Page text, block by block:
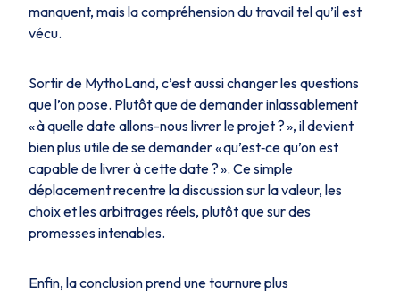
manquent, mais la compréhension du travail tel qu’il est
vécu.
Sortir de MythoLand, c’est aussi changer les questions
que l’on pose. Plutôt que de demander inlassablement
« à quelle date allons-nous livrer le projet ? », il devient
bien plus utile de se demander « qu’est‑ce qu’on est
capable de livrer à cette date ? ». Ce simple
déplacement recentre la discussion sur la valeur, les
choix et les arbitrages réels, plutôt que sur des
promesses intenables.
Enfin, la conclusion prend une tournure plus